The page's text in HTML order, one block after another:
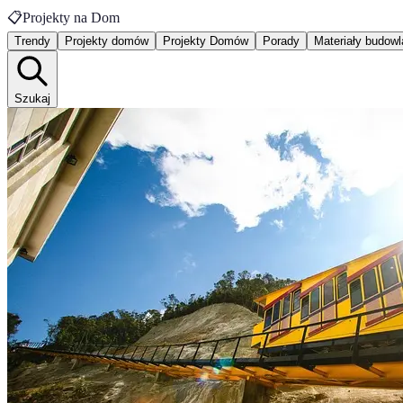
📋Projekty na Dom
Trendy Projekty domów Projekty Domów Porady Materiały
Szukaj